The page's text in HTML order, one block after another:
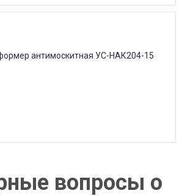
вопросы о